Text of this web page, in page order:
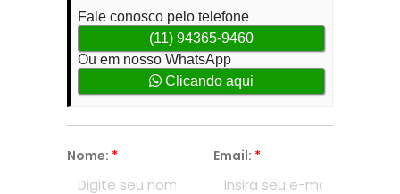
Fale conosco pelo telefone
(11) 94365-9460
Ou em nosso WhatsApp
Clicando aqui
Nome: * Email: *